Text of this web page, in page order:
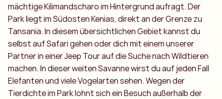
mächtige Kilimandscharo im Hintergrund aufragt. Der
Park liegt im Südosten Kenias, direkt an der Grenze zu
Tansania. In diesem übersichtlichen Gebiet kannst du
selbst auf Safari gehen oder dich mit einem unserer
Partner in einer Jeep Tour auf die Suche nach Wildtieren
machen. In dieser weiten Savanne wirst du auf jeden Fall
Elefanten und viele Vogelarten sehen. Wegen der
Tierdichte im Park lohnt sich ein Besuch außerhalb der